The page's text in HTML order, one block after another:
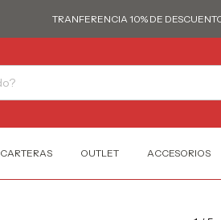
TRANFERENCIA 10% DE DESCUENTO
CARTERAS OUTLET ACCESORIOS